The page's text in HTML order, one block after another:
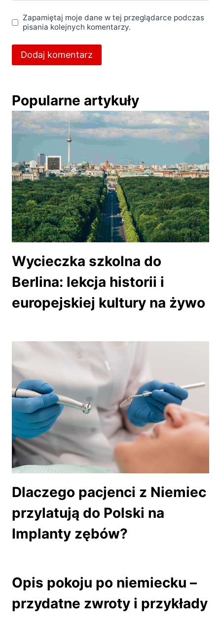
Zapamiętaj moje dane w tej przeglądarce podczas
pisania kolejnych komentarzy.
Popularne artykuły
Wycieczka szkolna do
Berlina: lekcja historii i
europejskiej kultury na żywo
Dlaczego pacjenci z Niemiec
przylatują do Polski na
Implanty zębów?
Opis pokoju po niemiecku –
przydatne zwroty i przykłady